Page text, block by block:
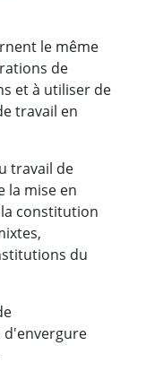
le même
de
et à utiliser de
travail en
travail de
la mise en
constitution
du
d'envergure